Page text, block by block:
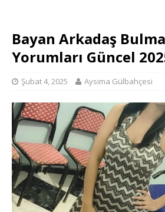
Bayan Arkadaş
Yorumları Güncel
Şubat 4, 2025 Aysima Gülbahçesi